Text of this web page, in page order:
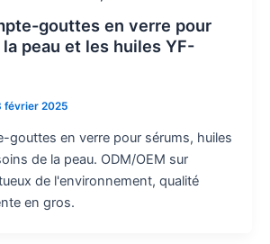
gouttes en verre pour
peau et les huiles YF-
février 2025
gouttes en verre pour sérums, huiles
de la peau. ODM/OEM sur
de l'environnement, qualité
en gros.